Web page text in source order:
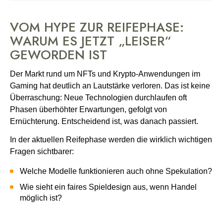
VOM HYPE ZUR REIFEPHASE:
WARUM ES JETZT „LEISER“
GEWORDEN IST
Der Markt rund um NFTs und Krypto-Anwendungen im
Gaming hat deutlich an Lautstärke verloren. Das ist keine
Überraschung: Neue Technologien durchlaufen oft
Phasen überhöhter Erwartungen, gefolgt von
Ernüchterung. Entscheidend ist, was danach passiert.
In der aktuellen Reifephase werden die wirklich wichtigen
Fragen sichtbarer:
Welche Modelle funktionieren auch ohne Spekulation?
Wie sieht ein faires Spieldesign aus, wenn Handel
möglich ist?